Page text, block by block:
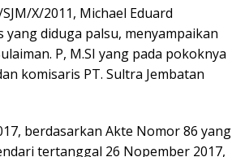
X/2011, Michael Eduard
diduga palsu, menyampaikan
P, M.SI yang pada pokoknya
komisaris PT. Sultra Jembatan
berdasarkan Akte Nomor 86 yang
tertanggal 26 Nopember 2017,